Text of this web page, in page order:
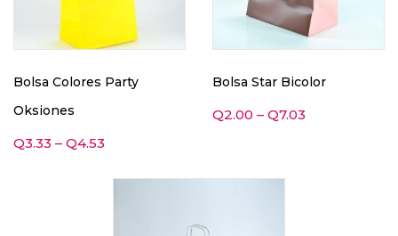
Bolsa Colores Party
Oksiones
Q3.33 – Q4.53
Bolsa Star Bicolor
Q2.00 – Q7.03